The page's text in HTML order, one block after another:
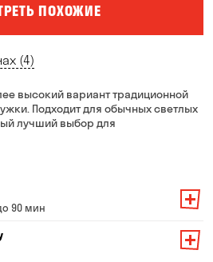
ПОХОЖИЕ
(4)
высокий вариант традиционной
Подходит для обычных светлых
лучший выбор для
90 мин
заказа — 200 грн
от суммы всего заказа: